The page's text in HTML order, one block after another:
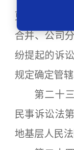
更公司登记
合并、公司
纷提起的诉
规定确定管辖
第二十
民事诉讼法
地基层人民法